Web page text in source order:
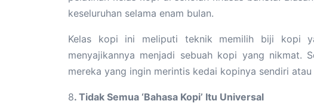
keseluruhan selama enam bulan.
Kelas kopi ini meliputi teknik memilih biji kopi
menyajikannya menjadi sebuah kopi yang nikmat.
mereka yang ingin merintis kedai kopinya sendiri
8. Tidak Semua ‘Bahasa Kopi’ Itu Universal